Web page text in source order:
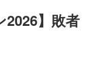
】敗者